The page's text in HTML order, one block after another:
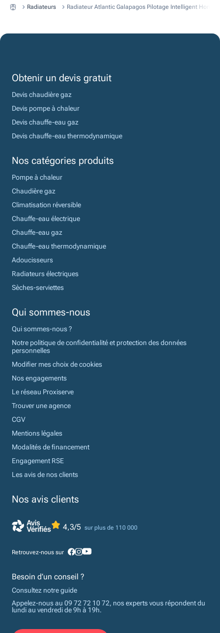
Radiateurs Radiateur Atlantic Galapagos Pilotage Intelligent
Obtenir un devis gratuit
Devis chaudière gaz
Devis pompe à chaleur
Devis chauffe-eau gaz
Devis chauffe-eau thermodynamique
Nos catégories produits
Pompe à chaleur
Chaudière gaz
Climatisation réversible
Chauffe-eau électrique
Chauffe-eau gaz
Chauffe-eau thermodynamique
Adoucisseurs
Radiateurs électriques
Sèches-serviettes
Qui sommes-nous
Qui sommes-nous ?
Notre politique de confidentialité et protection des données
personnelles
Modifier mes choix de cookies
Nos engagements
Le réseau Proxiserve
Trouver une agence
CGV
Mentions légales
Modalités de financement
Engagement RSE
Les avis de nos clients
Nos avis clients
4,3/5 sur plus de 110 000
Retrouvez-nous sur
Besoin d’un conseil ?
Consultez notre guide
Appelez-nous au 09 72 72 10 72, nos experts vous répondent du
lundi au vendredi de 9h à 19h.